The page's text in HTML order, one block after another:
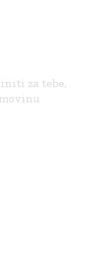
za tebe,